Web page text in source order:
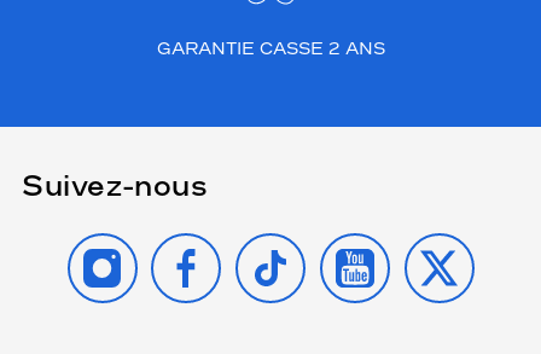
GARANTIE CASSE 2 ANS
Suivez-nous
INSTAGRAMFACEBOOK
TIKTOK YOUTUBE
X